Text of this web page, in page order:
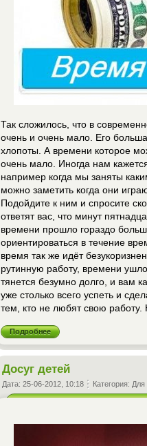
Так сложилось, что в
очень и очень мало. Его
хлопоты. А времени которое
очень мало. Иногда нам
например когда мы заняты
можно заметить когда они
Подойдите к ним и спросите
ответят вас, что минут
времени прошло гораздо
ориентироваться в течение
время так же идёт
рутинную работу, времени
тянется безумно долго, и вам
уже столько всего успеть и
тем, кто не любят свою
Подробнее
Досуг детей
Дата: 25-06-2012, 10:18 Категория: Для